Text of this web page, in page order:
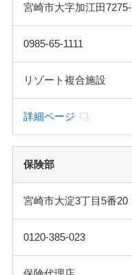
宮崎市大字加江田
0985-65-1111
リゾート複合施設
詳細ページ
保険部
宮崎市大淀3丁目5番20
0120-385-023